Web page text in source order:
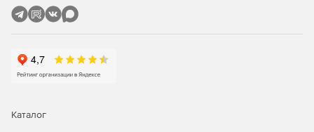
конденсаторов и т. д.
проводов на опорах.
абстрактных взаимоиндукций.
Каталог